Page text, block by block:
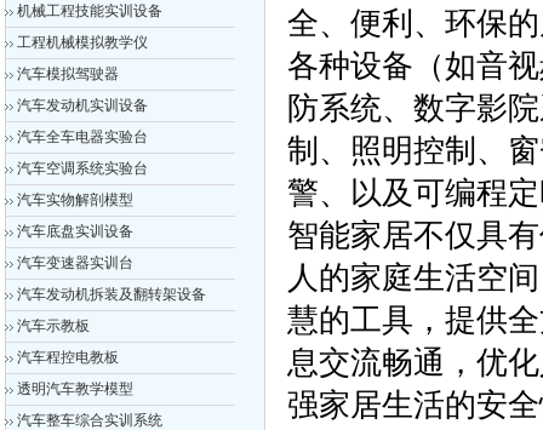
机械工程技能实训设备
工程机械模拟教学仪
汽车模拟驾驶器
汽车发动机实训设备
汽车全车电器实验台
汽车空调系统实验台
汽车实物解剖模型
汽车底盘实训设备
汽车变速器实训台
汽车发动机拆装及翻转架设备
汽车示教板
汽车程控电教板
透明汽车教学模型
汽车整车综合实训系统
全、便利、环保
各种设备（如音
防系统、数字影
制、照明控制、
警、以及可编程
智能家居不仅具
人的家庭生活空
慧的工具，提供
息交流畅通，优
强家居生活的安